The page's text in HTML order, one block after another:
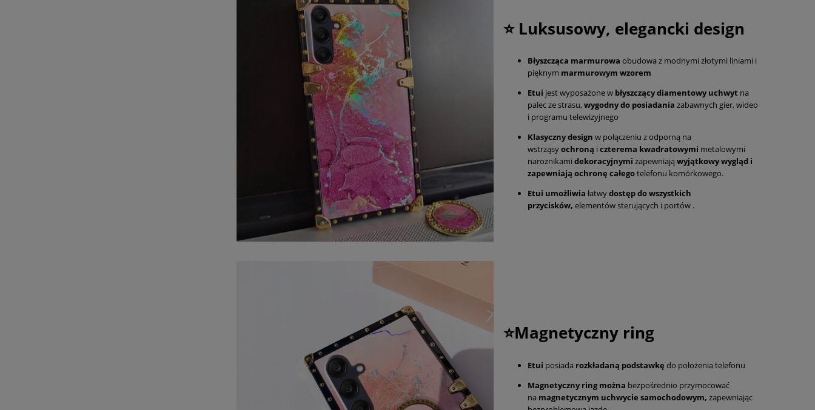
⭐ Luksusowy, elegancki design
Błyszcząca marmurowa obudowa z modnymi złotymi liniami i
pięknym marmurowym wzorem
Etui jest wyposażone w błyszczący diamentowy uchwyt na
palec ze strasu, wygodny do posiadania zabawnych gier, wideo
i programu telewizyjnego
Klasyczny design w połączeniu z odporną na
wstrząsyochroną i czterema kwadratowymi metalowymi
narożnikami dekoracyjnymi zapewniają wyjątkowy wygląd i
zapewniają ochronę całegotelefonu komórkowego.
Etui umożliwia łatwydostęp do wszystkich
przycisków, elementów sterujących i portów .
⭐Magnetyczny ring
Etui posiada rozkładaną podstawkę do położenia telefonu
Magnetyczny ring można bezpośrednio przymocować
na magnetycznym uchwycie samochodowym, zapewniając